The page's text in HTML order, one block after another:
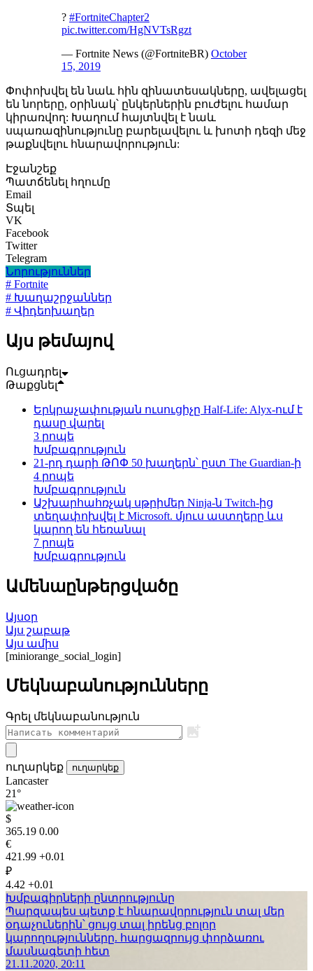
? #FortniteChapter2
pic.twitter.com/HgNVTsRgzt
— Fortnite News (@FortniteBR) October
15, 2019
Փոփոխվել են նաև հին զինատեսակները, ավելացել
են նորերը, օրինակ՝ ընկերներին բուժելու համար
կիրառվող: Խաղում հայտնվել է նաև
սպառազինությունը բարելավելու և խոտի դեզի մեջ
թաքնվելու հնարավորություն:
Էջանշեք
Պատճենել հղումը
Email
Տպել
VK
Facebook
Twitter
Telegram
Նորություններ
# Fortnite
# Խաղաշրջաններ
# Վիդեոխաղեր
Այս թեմայով
Ուցադրել
Թաքցնել
Երկրաչափության ուսուցիչը Half-Life: Alyx-ում է
դասը վարել
3 րոպե
Խմբագրություն
21-րդ դարի ԹՈՓ 50 խաղերն՝ ըստ The Guardian-ի
4 րոպե
Խմբագրություն
Աշխարհահռչակ սթրիմեր Ninja-ն Twitch-ից
տեղափոխվել է Microsoft. մյուս աստղերը ևս
կարող են հեռանալ
7 րոպե
Խմբագրություն
Ամենաընթերցվածը
Այսօր
Այս շաբաթ
Այս ամիս
[miniorange_social_login]
Մեկնաբանությունները
Գրել մեկնաբանություն
ուղարկեք ուղարկեք
Lancaster
21°
$
365.19 0.00
€
421.99 +0.01
₽
4.42 +0.01
Խմբագիրների ընտրությունը
Պարզապես պետք է հնարավորություն տալ մեր
օդաչուներին՝ ցույց տալ իրենց բոլոր
կարողությունները. հարցազրույց փորձառու
մասնագետի հետ
21.11.2020, 20:11